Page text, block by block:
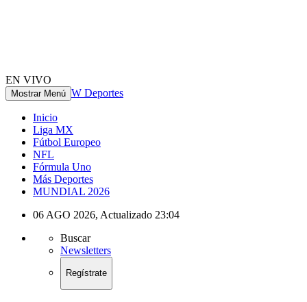
EN VIVO
Mostrar Menú W Deportes
Inicio
Liga MX
Fútbol Europeo
NFL
Fórmula Uno
Más Deportes
MUNDIAL 2026
06 AGO 2026, Actualizado 23:04
Buscar
Newsletters
Regístrate